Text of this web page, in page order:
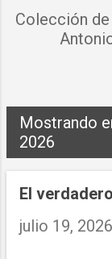
Colección
n
Mostrando
2026
El
julio 19, 2026